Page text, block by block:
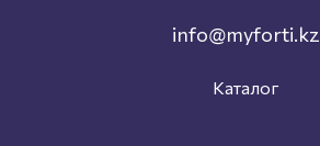
info@myforti.kz
Каталог